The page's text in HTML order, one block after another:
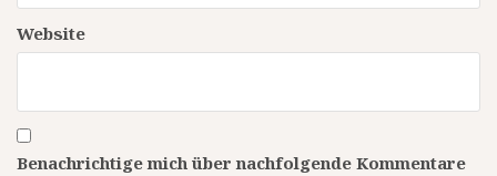
Website
Benachrichtige mich über nachfolgende Kommentare